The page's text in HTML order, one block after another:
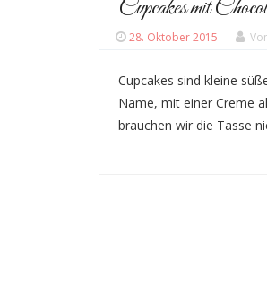
Cupcakes mit
28. Oktober 2015
Cupcakes sind kleine
Name, mit einer Creme
brauchen wir die Tasse